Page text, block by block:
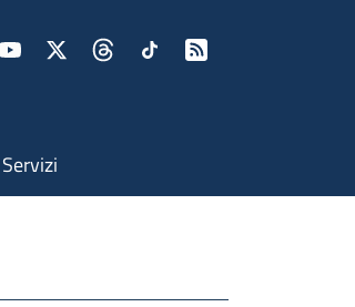
Servizi